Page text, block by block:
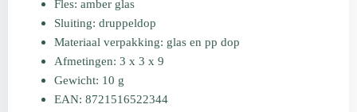
Fles: amber glas
Sluiting: druppeldop
Materiaal verpakking: glas en pp dop
Afmetingen: 3 x 3 x 9
Gewicht: 10 g
EAN: 8721516522344